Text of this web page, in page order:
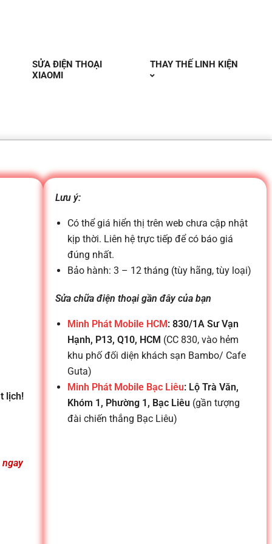
SỬA ĐIỆN THOẠI
XIAOMI
THAY THẾ LINH KIỆN
lịch!
Lưu ý:
Có thể giá hiển thị trên web chưa cập nhật
kịp thời. Liên hệ trực tiếp để có báo giá
đúng nhất.
Bảo hành: 3 – 12 tháng (tùy hãng, tùy loại)
Sửa chữa điện thoại gần đây của bạn
Minh Phát Mobile HCM: 830/1A Sư Vạn
Hạnh, P13, Q10, HCM (CC 830, vào hẻm
khu phố đối diện khách sạn Bambo/ Cafe
Guta)
Minh Phát Mobile Bạc Liêu: Lộ Trà Văn,
Khóm 1, Phường 1, Bạc Liêu (gần tượng
đài chiến thắng Bạc Liêu)